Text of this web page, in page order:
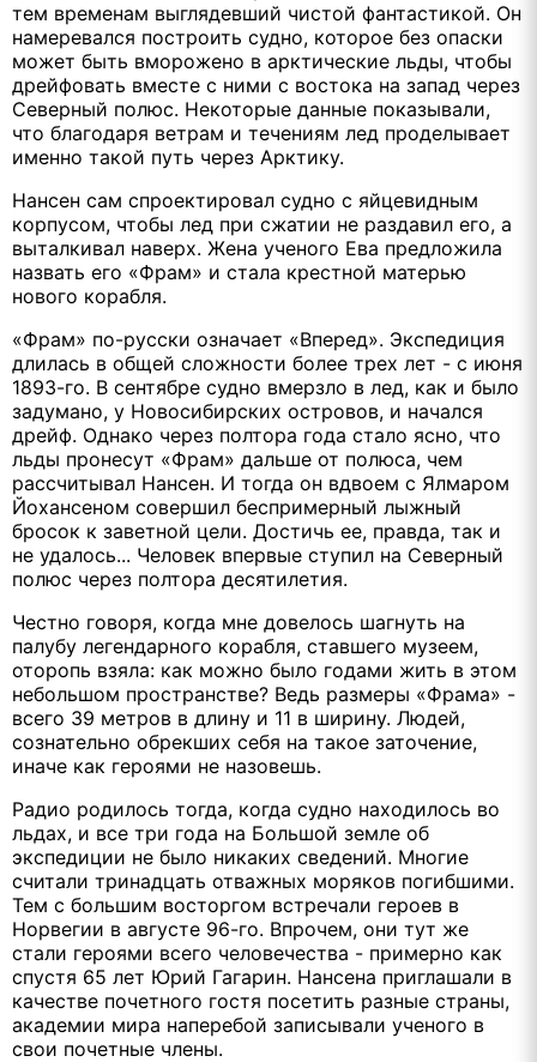
тем временам выглядевший чистой фантастикой. Он
намеревался построить судно, которое без опаски
может быть вморожено в арктические льды, чтобы
дрейфовать вместе с ними с востока на запад через
Северный полюс. Некоторые данные показывали,
что благодаря ветрам и течениям лед проделывает
именно такой путь через Арктику.
Нансен сам спроектировал судно с яйцевидным
корпусом, чтобы лед при сжатии не раздавил его, а
выталкивал наверх. Жена ученого Ева предложила
назвать его «Фрам» и стала крестной матерью
нового корабля.
«Фрам» по-русски означает «Вперед». Экспедиция
длилась в общей сложности более трех лет - с июня
1893-го. В сентябре судно вмерзло в лед, как и было
задумано, у Новосибирских островов, и начался
дрейф. Однако через полтора года стало ясно, что
льды пронесут «Фрам» дальше от полюса, чем
рассчитывал Нансен. И тогда он вдвоем с Ялмаром
Йохансеном совершил беспримерный лыжный
бросок к заветной цели. Достичь ее, правда, так и
не удалось... Человек впервые ступил на Северный
полюс через полтора десятилетия.
Честно говоря, когда мне довелось шагнуть на
палубу легендарного корабля, ставшего музеем,
оторопь взяла: как можно было годами жить в этом
небольшом пространстве? Ведь размеры «Фрама» -
всего 39 метров в длину и 11 в ширину. Людей,
сознательно обрекших себя на такое заточение,
иначе как героями не назовешь.
Радио родилось тогда, когда судно находилось во
льдах, и все три года на Большой земле об
экспедиции не было никаких сведений. Многие
считали тринадцать отважных моряков погибшими.
Тем с большим восторгом встречали героев в
Норвегии в августе 96-го. Впрочем, они тут же
стали героями всего человечества - примерно как
спустя 65 лет Юрий Гагарин. Нансена приглашали в
качестве почетного гостя посетить разные страны,
академии мира наперебой записывали ученого в
свои почетные члены.